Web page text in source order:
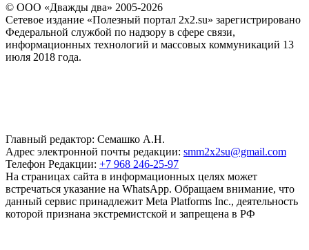
© ООО «Дважды два» 2005-2026
Сетевое издание «Полезный портал 2x2.su» зарегистрировано
Федеральной службой по надзору в сфере связи,
информационных технологий и массовых коммуникаций 13
июля 2018 года.
Главный редактор: Семашко А.Н.
Адрес электронной почты редакции: smm2x2su@gmail.com
Телефон Редакции: +7 968 246-25-97
На страницах сайта в информационных целях может
встречаться указание на WhatsApp. Обращаем внимание, что
данный сервис принадлежит Meta Platforms Inc., деятельность
которой признана экстремистской и запрещена в РФ